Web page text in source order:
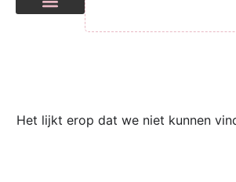
Het lijkt erop dat we niet kunnen